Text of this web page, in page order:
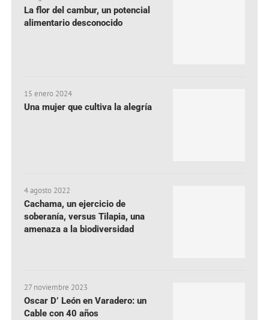
La flor del cambur, un potencial
alimentario desconocido
15 enero 2024
Una mujer que cultiva la alegría
4 agosto 2022
Cachama, un ejercicio de
soberanía, versus Tilapia, una
amenaza a la biodiversidad
27 noviembre 2023
Oscar D’ León en Varadero: un
Cable con 40 años